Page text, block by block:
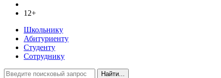
12+
Школьнику
Абитуриенту
Студенту
Сотруднику
Найти...